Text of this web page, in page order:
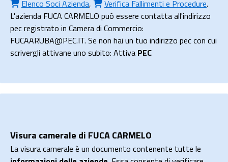
Elenco Soci Azienda, Verifica Fallimenti e Procedure.
L'azienda FUCA CARMELO può essere contatta all'indirizzo
pec registrato in Camera di Commercio:
FUCAARUBA@PEC.IT. Se non hai un tuo indirizzo pec con cui
scrivergli attivane uno subito: Attiva PEC
Visura camerale di FUCA CARMELO
La visura camerale è un documento contenente tutte le